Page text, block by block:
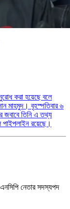
করা হয়েছে বলে
মাহমুদ। বৃহস্পতিবার ৬
জবাবে তিনি এ তথ্য
পাইপলাইন রয়েছে।
নেতার সদস্যপদ